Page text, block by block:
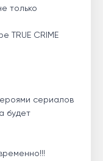
только
TRUE CRIME
сериалов
будет